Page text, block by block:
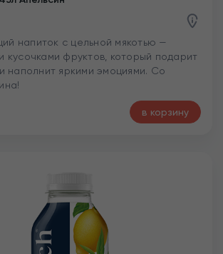
напиток с цельной мякотью —
кусочками фруктов, который подарит
наполнит яркими эмоциями. Со
в корзину